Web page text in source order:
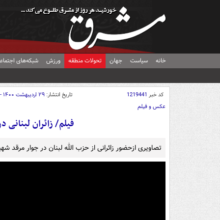
خانه سیاست جهان تحولات منطقه ورزش شبکه‌های
کد خبر 1219441 تاریخ انتشار: ۲۹ اردیبهشت ۱۴۰۰ - ۱۰:۲۶
عکس و فیلم
فیلم/ زائران
تصاویری ازحضور زائرانی از حزب الله لبنان در جوار مرقد